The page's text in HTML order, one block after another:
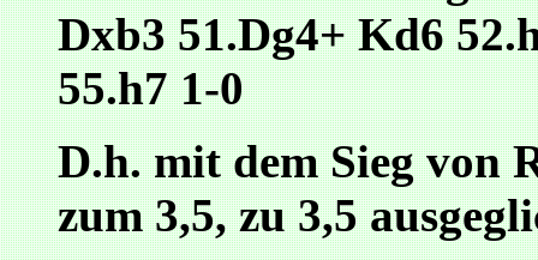
Dxb3 51.Dg4+ Kd6
55.h7 1-0
D.h. mit dem Sieg von
zum 3,5, zu 3,5